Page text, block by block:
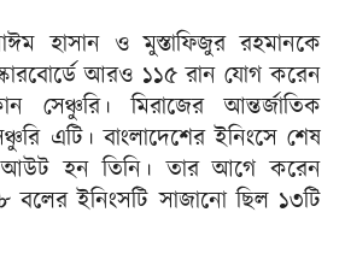
হাসান ও মুস্তাফিজুর রহমানকে
আরও ১১৫ রান যোগ করেন
সেঞ্চুরি। মিরাজের আন্তর্জাতিক
এটি। বাংলাদেশের ইনিংসে শেষ
আউট হন তিনি। তার আগে করেন
ইনিংসটি সাজানো ছিল ১৩টি